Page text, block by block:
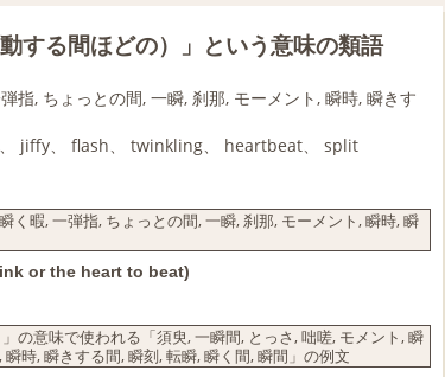
する間ほどの）」という意味の類語
指, ちょっとの間, 一瞬, 刹那, モーメント, 瞬時, 瞬きす
jiffy、 flash、 twinkling、 heartbeat、 split
く暇, 一弾指, ちょっとの間, 一瞬, 刹那, モーメント, 瞬時, 瞬
or the heart to beat)
の意味で使われる「須臾, 一瞬間, とっさ, 咄嗟, モメント, 瞬
時, 瞬きする間, 瞬刻, 転瞬, 瞬く間, 瞬間」の例文